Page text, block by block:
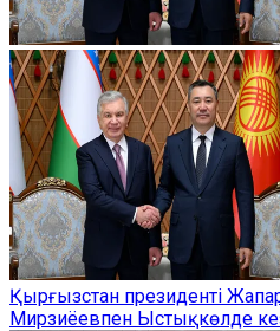
Қырғызстан президенті
Мирзиёевпен Ыстықкөлде